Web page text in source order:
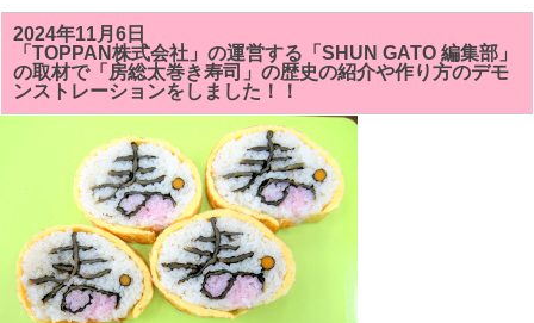
市
「イ
チ
推
し
イ
ベ
は
郷
土
料
理
「房
2024年11月6日
「TOPPAN株式会社」の運営する「SHUN GATO 編集部」
の取材で「房総太巻き寿司」の歴史の紹介や作り方のデモ
ンストレーションをしました！！